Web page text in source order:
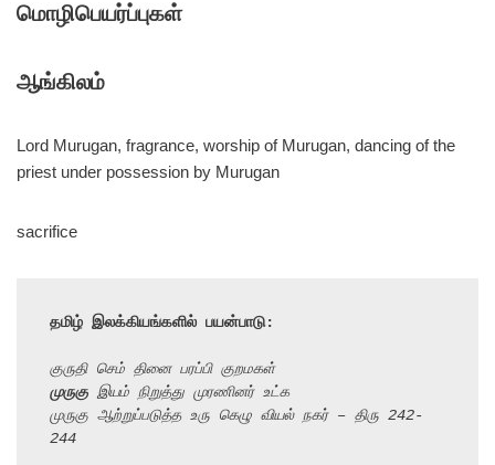
மொழிபெயர்ப்புகள்
ஆங்கிலம்
Lord Murugan, fragrance, worship of Murugan, dancing of the
priest under possession by Murugan
sacrifice
தமிழ் இலக்கியங்களில் பயன்பாடு:
குருதி செம் தினை பரப்பி குறமகள்
முருகு இயம் நிறுத்து முரணினர் உட்க
முருகு ஆற்றுப்படுத்த உரு கெழு வியல் நகர் – திரு 242-
244